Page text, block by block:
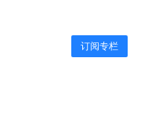
订阅专栏